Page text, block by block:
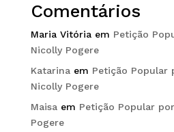
Comentários
Maria Vitóriaem Petição
Nicolly Pogere
Katarinaem Petição Popular
Nicolly Pogere
Maisaem Petição Popular
Pogere